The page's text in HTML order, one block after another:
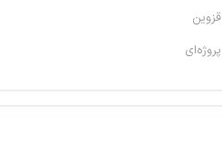
قزوین
پروژه‌ای